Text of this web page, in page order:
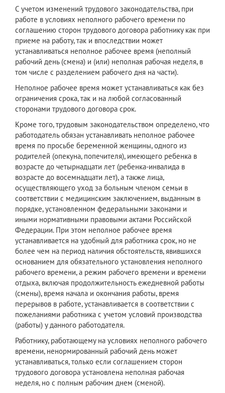
С учетом изменений трудового законодательства, при
работе в условиях неполного рабочего времени по
соглашению сторон трудового договора работнику как при
приеме на работу, так и впоследствии может
устанавливаться неполное рабочее время (неполный
рабочий день (смена) и (или) неполная рабочая неделя, в
том числе с разделением рабочего дня на части).
Неполное рабочее время может устанавливаться как без
ограничения срока, так и на любой согласованный
сторонами трудового договора срок.
Кроме того, трудовым законодательством определено, что
работодатель обязан устанавливать неполное рабочее
время по просьбе беременной женщины, одного из
родителей (опекуна, попечителя), имеющего ребенка в
возрасте до четырнадцати лет (ребенка-инвалида в
возрасте до восемнадцати лет), а также лица,
осуществляющего уход за больным членом семьи в
соответствии с медицинским заключением, выданным в
порядке, установленном федеральными законами и
иными нормативными правовыми актами Российской
Федерации. При этом неполное рабочее время
устанавливается на удобный для работника срок, но не
более чем на период наличия обстоятельств, явившихся
основанием для обязательного установления неполного
рабочего времени, а режим рабочего времени и времени
отдыха, включая продолжительность ежедневной работы
(смены), время начала и окончания работы, время
перерывов в работе, устанавливается в соответствии с
пожеланиями работника с учетом условий производства
(работы) у данного работодателя.
Работнику, работающему на условиях неполного рабочего
времени, ненормированный рабочий день может
устанавливаться, только если соглашением сторон
трудового договора установлена неполная рабочая
неделя, но с полным рабочим днем (сменой).